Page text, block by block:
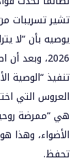
تشير تسريبات من
يوصيه بأن “لا
2026، وبعد
تنفيذ “الوصية
العروس التي
هي “ممرضة
الأضواء، وهذا